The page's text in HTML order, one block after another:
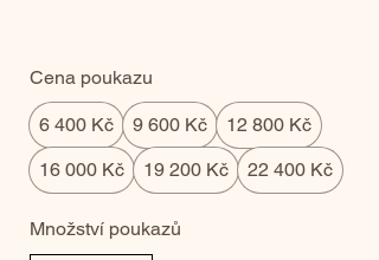
Cena poukazu
6 400 Kč 9 600 Kč
12 800 Kč
16 000 Kč
19 200 Kč 22 400 Kč
Množství poukazů